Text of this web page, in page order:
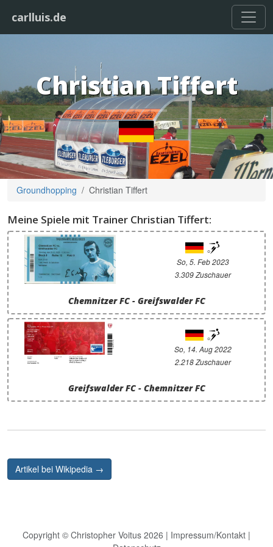
carlluis.de
Christian Tiffert
Groundhopping Christian Tiffert
Meine Spiele mit Trainer Christian Tiffert:
So, 5. Feb 2023
3.309 Zuschauer
Chemnitzer FC - Greifswalder FC
So, 14. Aug 2022
2.218 Zuschauer
Greifswalder FC - Chemnitzer FC
Artikel bei Wikipedia →
Copyright © Christopher Voitus 2026 | Impressum/Kontakt |